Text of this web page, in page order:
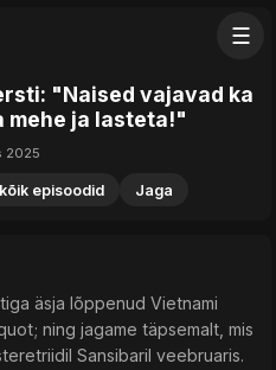
☰
"Naised vajavad ka
mehe ja lasteta!"
2025
episoodid Jaga
äsja lõppenud Vietnami
ning jagame täpsemalt, mis
Sansibaril veebruaris.